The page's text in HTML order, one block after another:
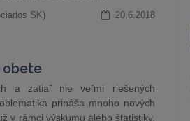
SK) 20.6.2018
obete
a zatiaľ nie veľmi riešených
prináša mnoho nových
v rámci výskumu alebo štatistiky,